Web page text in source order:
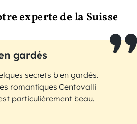
experte de la Suisse
gardés
secrets bien gardés.
romantiques Centovalli
particulièrement beau.